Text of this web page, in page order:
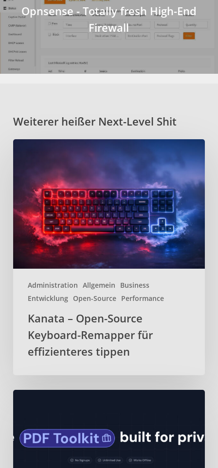
Opnsense - Totally fresh High-End
Firewall
Weiterer heißer Next-Level Shit
Administration Allgemein
Business
Entwicklung Open-Source Performance
Source
Keyboard-
Remapper
für
effizienteres
tippen
Kanata – Open-Source
Keyboard-Remapper für
effizienteres tippen
Open-
Source-